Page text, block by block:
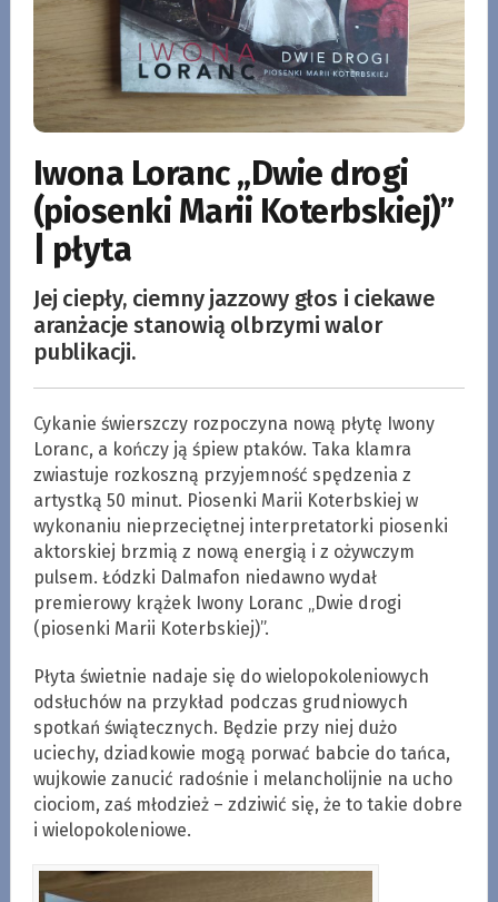
Iwona Loranc „Dwie drogi
(piosenki Marii Koterbskiej)”
| płyta
Jej ciepły, ciemny jazzowy głos i ciekawe
aranżacje stanowią olbrzymi walor
publikacji.
Cykanie świerszczy rozpoczyna nową płytę Iwony
Loranc, a kończy ją śpiew ptaków. Taka klamra
zwiastuje rozkoszną przyjemność spędzenia z
artystką 50 minut. Piosenki Marii Koterbskiej w
wykonaniu nieprzeciętnej interpretatorki piosenki
aktorskiej brzmią z nową energią i z ożywczym
pulsem. Łódzki Dalmafon niedawno wydał
premierowy krążek Iwony Loranc „Dwie drogi
(piosenki Marii Koterbskiej)”.
Płyta świetnie nadaje się do wielopokoleniowych
odsłuchów na przykład podczas grudniowych
spotkań świątecznych. Będzie przy niej dużo
uciechy, dziadkowie mogą porwać babcie do tańca,
wujkowie zanucić radośnie i melancholijnie na ucho
ciociom, zaś młodzież – zdziwić się, że to takie dobre
i wielopokoleniowe.